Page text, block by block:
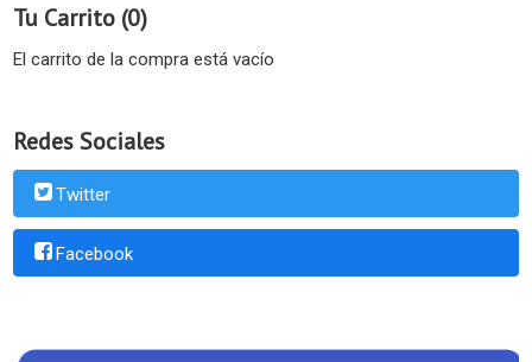
Tu Carrito (0)
El carrito de la compra está vacío
Redes Sociales
Twitter
Facebook